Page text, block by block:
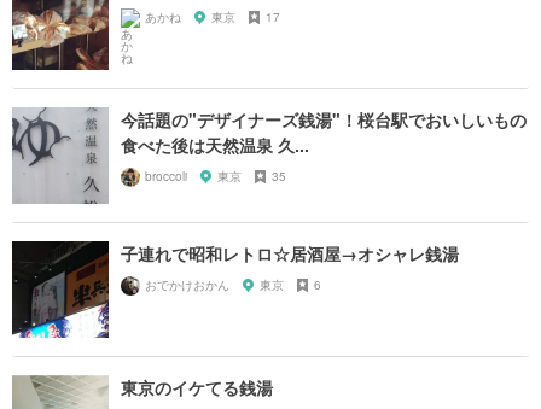
あかね 東京 17
今話題の"デザイナーズ銭湯"！桜台駅でおいしいもの
食べた後は天然温泉 久...
broccoli 東京 35
子連れで昭和レトロ☆居酒屋→オシャレ銭湯
おでかけおかん 東京 6
東京のイケてる銭湯